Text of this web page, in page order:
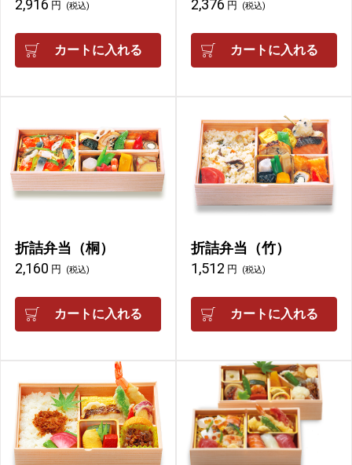
2,916 円 (税込)
カートに入れる
2,376 円 (税込)
カートに入れる
折詰弁当（桐）
2,160 円 (税込)
カートに入れる
折詰弁当（竹）
1,512 円 (税込)
カートに入れる